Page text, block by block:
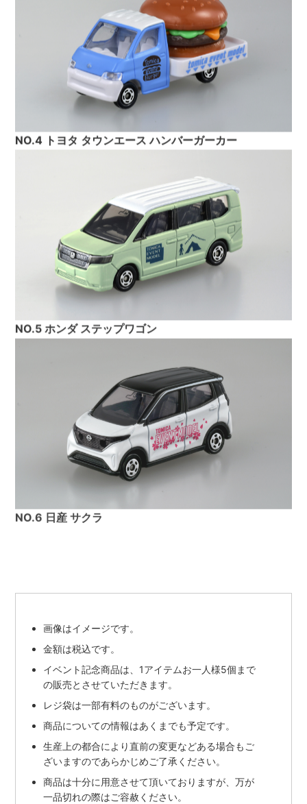
NO.4 トヨタ タウンエース ハンバーガーカー
NO.5 ホンダ ステップワゴン
NO.6 日産 サクラ
画像はイメージです。
金額は税込です。
イベント記念商品は、1アイテムお一人様5個まで
の販売とさせていただきます。
レジ袋は一部有料のものがございます。
商品についての情報はあくまでも予定です。
生産上の都合により直前の変更などある場合もご
ざいますのであらかじめご了承ください。
商品は十分に用意させて頂いておりますが、万が
一品切れの際はご容赦ください。